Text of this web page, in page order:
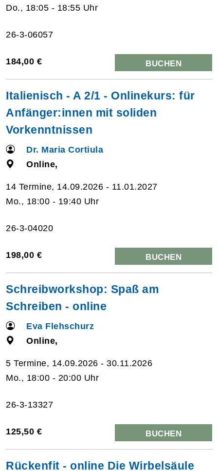
Do., 18:05 - 18:55 Uhr
26-3-06057
184,00 € BUCHEN
Italienisch - A 2/1 - Onlinekurs: für
Anfänger:innen mit soliden
Vorkenntnissen
Dr. Maria Cortiula
Online,
14 Termine, 14.09.2026 - 11.01.2027
Mo., 18:00 - 19:40 Uhr
26-3-04020
198,00 € BUCHEN
Schreibworkshop: Spaß am
Schreiben - online
Eva Flehschurz
Online,
5 Termine, 14.09.2026 - 30.11.2026
Mo., 18:00 - 20:00 Uhr
26-3-13327
125,50 € BUCHEN
Rückenfit - online Die Wirbelsäule